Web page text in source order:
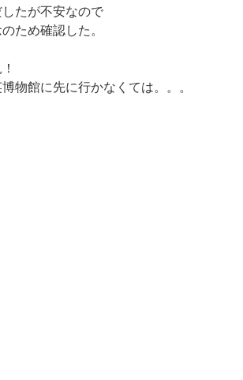
たが不安なので
ため確認した。
物館に先に行かなくては。。。